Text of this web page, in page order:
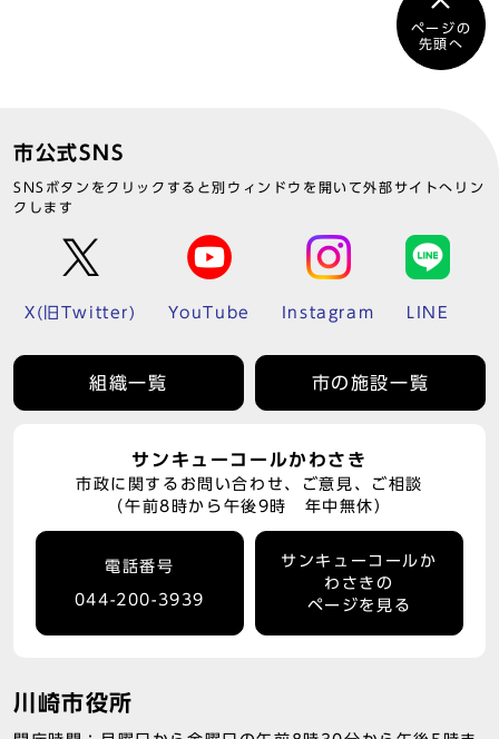
ページの
先頭へ
市公式SNS
SNSボタンをクリックすると別ウィンドウを開いて外部サイトへリン
クします
X(旧Twitter) YouTube Instagram LINE
組織一覧 市の施設一覧
サンキューコールかわさき
市政に関するお問い合わせ、ご意見、ご相談
（午前8時から午後9時 年中無休）
電話番号
044-200-3939
サンキューコールか
わさきの
ページを見る
川崎市役所